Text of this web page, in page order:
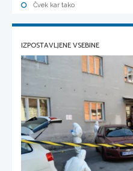
Čvek kar tako
IZPOSTAVLJENE VSEBINE